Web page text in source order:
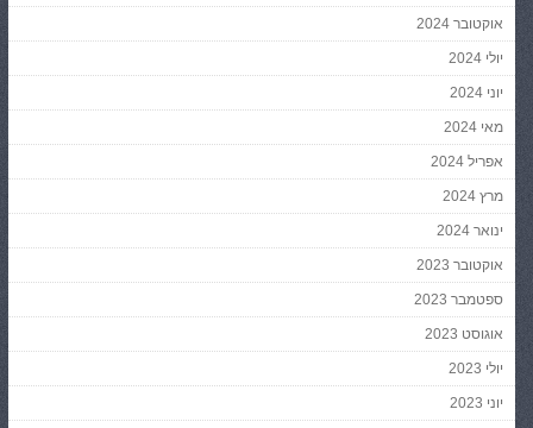
אוקטובר 2024
יולי 2024
יוני 2024
מאי 2024
אפריל 2024
מרץ 2024
ינואר 2024
אוקטובר 2023
ספטמבר 2023
אוגוסט 2023
יולי 2023
יוני 2023